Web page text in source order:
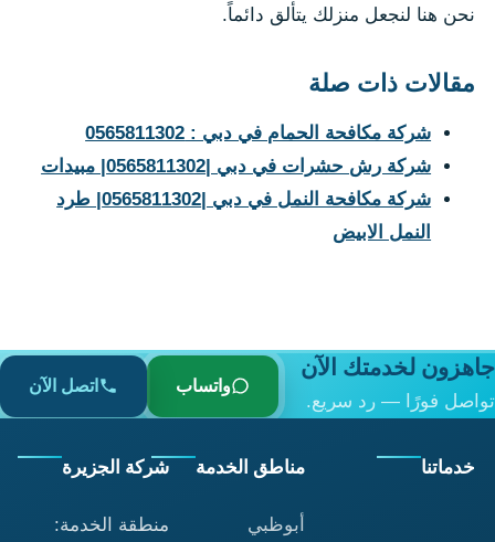
نحن هنا لنجعل منزلك يتألق دائماً.
مقالات ذات صلة
شركة مكافحة الحمام في دبي : 0565811302
شركة رش حشرات في دبي |0565811302| مبيدات
شركة مكافحة النمل في دبي |0565811302| طرد
النمل الابيض
جاهزون لخدمتك الآن
تواصل فورًا — رد سريع.
واتساب اتصل الآن
خدماتنا مناطق الخدمة
أبوظبي
شركة الجزيرة
منطقة الخدمة: